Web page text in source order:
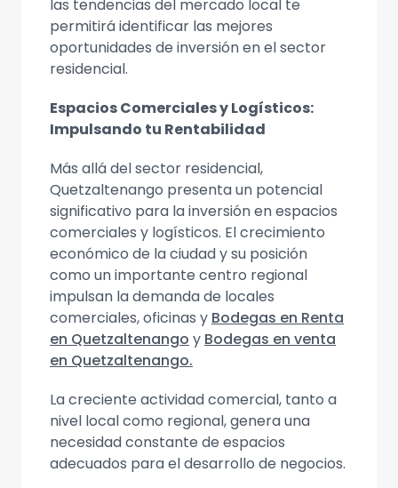
las tendencias del mercado local te
permitirá identificar las mejores
oportunidades de inversión en el sector
residencial.
Espacios Comerciales y Logísticos:
Impulsando tu Rentabilidad
Más allá del sector residencial,
Quetzaltenango presenta un potencial
significativo para la inversión en espacios
comerciales y logísticos. El crecimiento
económico de la ciudad y su posición
como un importante centro regional
impulsan la demanda de locales
comerciales, oficinas y Bodegas en Renta
en Quetzaltenango y Bodegas en venta
en Quetzaltenango.
La creciente actividad comercial, tanto a
nivel local como regional, genera una
necesidad constante de espacios
adecuados para el desarrollo de negocios.